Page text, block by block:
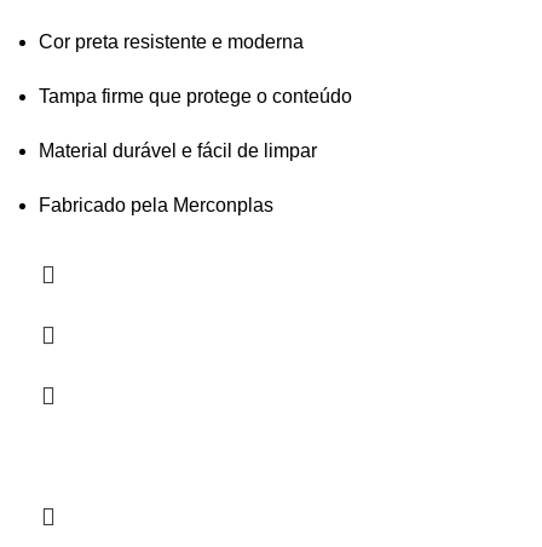
Cor preta resistente e moderna
Tampa firme que protege o conteúdo
Material durável e fácil de limpar
Fabricado pela Merconplas